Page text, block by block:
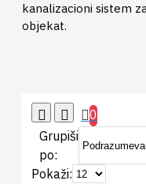
kanalizacioni sistem
objekat.
0
Grupiši
po:
Pokaži: